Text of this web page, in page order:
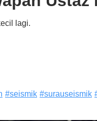
lagi.
#seismik #surauseismik